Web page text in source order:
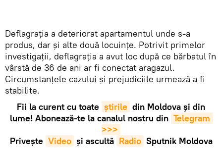
Deflagrația a deteriorat apartamentul unde s-a
produs, dar și alte două locuințe. Potrivit primelor
investigații, deflagrația a avut loc după ce bărbatul în
vârstă de 36 de ani ar fi conectat aragazul.
Circumstanțele cazului și prejudiciile urmează a fi
stabilite.
Fii la curent cu toate știrile din Moldova și din
lume! Abonează-te la canalul nostru din Telegram
>>>
Privește Video și ascultă Radio Sputnik Moldova